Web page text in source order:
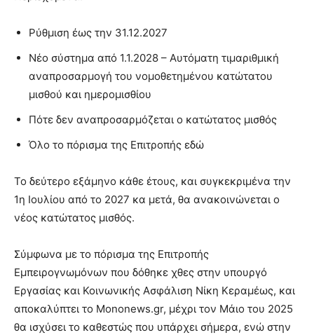
Ρύθμιση έως την 31.12.2027
Νέο σύστημα από 1.1.2028 – Αυτόματη τιμαριθμική
αναπροσαρμογή του νομοθετημένου κατώτατου
μισθού και ημερομισθίου
Πότε δεν αναπροσαρμόζεται ο κατώτατος μισθός
Όλο το πόρισμα της Επιτροπής εδώ
Το δεύτερο εξάμηνο κάθε έτους, και συγκεκριμένα την
1η Ιουλίου από το 2027 κα μετά, θα ανακοινώνεται ο
νέος κατώτατος μισθός.
Σύμφωνα με το πόρισμα της Επιτροπής
Εμπειρογνωμόνων που δόθηκε χθες στην υπουργό
Εργασίας και Κοινωνικής Ασφάλιση Νίκη Κεραμέως, και
αποκαλύπτει το Mononews.gr, μέχρι τον Μάιο του 2025
θα ισχύσει το καθεστώς που υπάρχει σήμερα, ενώ στην